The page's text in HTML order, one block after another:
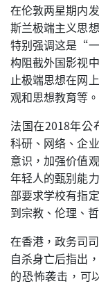
在伦敦两星期内
斯兰极端主义思
特别强调这是“
构阻截外国影视
止极端思想在网
观和思想教育等。
法国在2018年公
科研、网络、企
意识，加强价值
年轻人的甄别能
部要求学校有指
到宗教、伦理、
在香港，政务司
自杀身亡后指出
的恐怖袭击，可